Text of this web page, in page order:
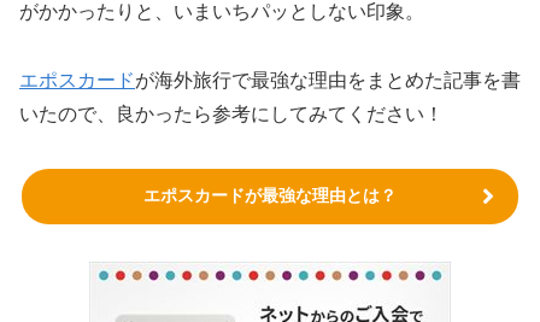
がかかったりと、いまいちパッとしない印象。
エポスカードが海外旅行で最強な理由をまとめた記事を書
いたので、良かったら参考にしてみてください！
エポスカードが最強な理由とは？